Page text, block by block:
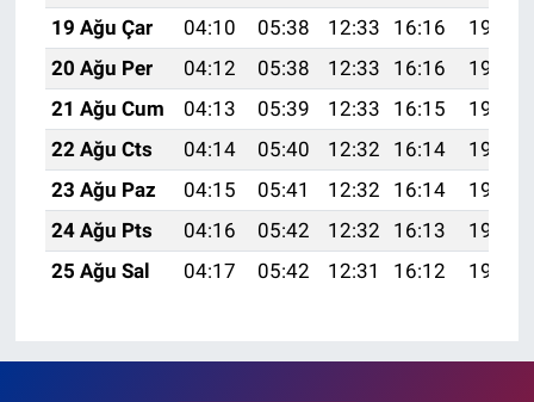
19 Ağu Çar
04:10 05:38 12:33 16:16
19:18
20 Ağu Per
04:12 05:38 12:33 16:16
19:17
21 Ağu Cum
04:13 05:39 12:33 16:15
19:16
22 Ağu Cts
04:14 05:40 12:32 16:14
19:15
23 Ağu Paz
04:15 05:41 12:32 16:14
19:13
24 Ağu Pts
04:16 05:42 12:32 16:13
19:12
25 Ağu Sal
04:17 05:42 12:31 16:12 19:11